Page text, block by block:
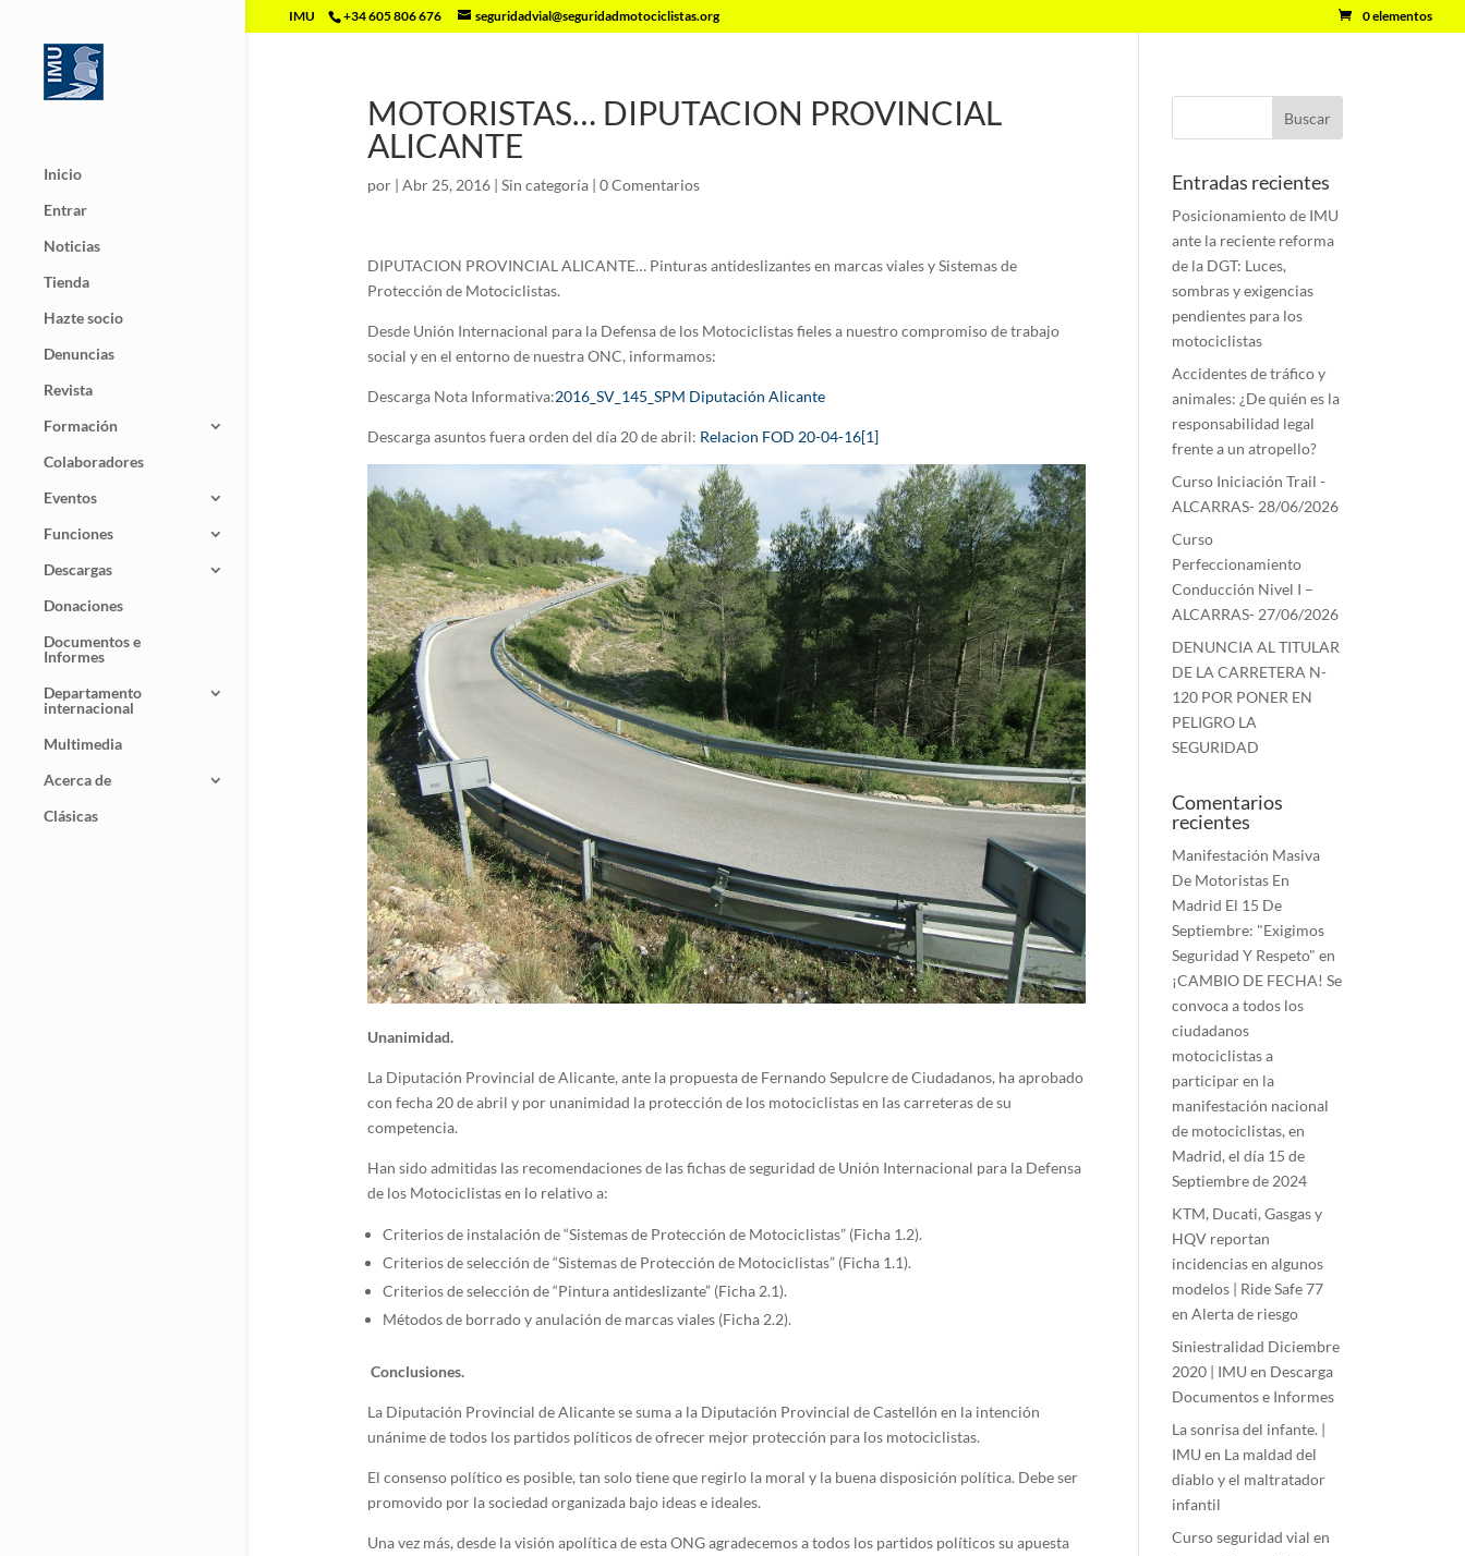
IMU +34 605 806 676 seguridadvial@seguridadmotociclistas.org 0 elementos
Inicio
Entrar
Noticias
Tienda
Hazte socio
Denuncias
Revista
Formación
Colaboradores
Eventos
Funciones
Descargas
Donaciones
Documentos e
Informes
Departamento
internacional
Multimedia
Acerca de
Clásicas
MOTORISTAS… DIPUTACION PROVINCIAL
ALICANTE
por | Abr 25, 2016| Sin categoría| 0 Comentarios
DIPUTACION PROVINCIAL ALICANTE… Pinturas antideslizantes en marcas viales y Sistemas de
Protección de Motociclistas.
Desde Unión Internacional para la Defensa de los Motociclistas fieles a nuestro compromiso de trabajo
social y en el entorno de nuestra ONC, informamos:
Descarga Nota Informativa:2016_SV_145_SPM Diputación Alicante
Descarga asuntos fuera orden del día 20 de abril: Relacion FOD 20-04-16[1]
Unanimidad.
La Diputación Provincial de Alicante, ante la propuesta de Fernando Sepulcre de Ciudadanos, ha aprobado
con fecha 20 de abril y por unanimidad la protección de los motociclistas en las carreteras de su
competencia.
Han sido admitidas las recomendaciones de las fichas de seguridad de Unión Internacional para la Defensa
de los Motociclistas en lo relativo a:
Criterios de instalación de “Sistemas de Protección de Motociclistas” (Ficha 1.2).
Criterios de selección de “Sistemas de Protección de Motociclistas” (Ficha 1.1).
Criterios de selección de “Pintura antideslizante” (Ficha 2.1).
Métodos de borrado y anulación de marcas viales (Ficha 2.2).
Conclusiones.
La Diputación Provincial de Alicante se suma a la Diputación Provincial de Castellón en la intención
unánime de todos los partidos políticos de ofrecer mejor protección para los motociclistas.
El consenso político es posible, tan solo tiene que regirlo la moral y la buena disposición política. Debe ser
promovido por la sociedad organizada bajo ideas e ideales.
Una vez más, desde la visión apolítica de esta ONG agradecemos a todos los partidos políticos su apuesta
Entradas recientes
Posicionamiento de IMU
ante la reciente reforma
de la DGT: Luces,
sombras y exigencias
pendientes para los
motociclistas
Accidentes de tráfico y
animales: ¿De quién es la
responsabilidad legal
frente a un atropello?
Curso Iniciación Trail -
ALCARRAS- 28/06/2026
Curso
Perfeccionamiento
Conducción Nivel I –
ALCARRAS- 27/06/2026
DENUNCIA AL TITULAR
DE LA CARRETERA N-
120 POR PONER EN
PELIGRO LA
SEGURIDAD
Comentarios
recientes
Manifestación Masiva
De Motoristas En
Madrid El 15 De
Septiembre: "Exigimos
Seguridad Y Respeto" en
¡CAMBIO DE FECHA! Se
convoca a todos los
ciudadanos
motociclistas a
participar en la
manifestación nacional
de motociclistas, en
Madrid, el día 15 de
Septiembre de 2024
KTM, Ducati, Gasgas y
HQV reportan
incidencias en algunos
modelos | Ride Safe 77
enAlerta de riesgo
Siniestralidad Diciembre
2020 | IMU en Descarga
Documentos e Informes
La sonrisa del infante. |
IMU en La maldad del
diablo y el maltratador
infantil
Curso seguridad vial en